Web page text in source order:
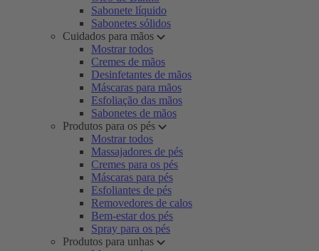
Sabonete líquido
Sabonetes sólidos
Cuidados para mãos
Mostrar todos
Cremes de mãos
Desinfetantes de mãos
Máscaras para mãos
Esfoliação das mãos
Sabonetes de mãos
Produtos para os pés
Mostrar todos
Massajadores de pés
Cremes para os pés
Máscaras para pés
Esfoliantes de pés
Removedores de calos
Bem-estar dos pés
Spray para os pés
Produtos para unhas